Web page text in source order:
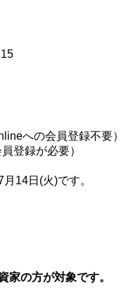
への会員登録不要）
登録が必要）
14日(火)です。
の方が対象です。